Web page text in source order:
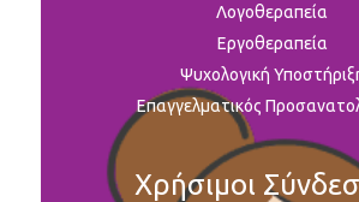
Λογοθεραπεία
Εργοθεραπεία
Ψυχολογική
Επαγγελματικός
Χρήσιμοι